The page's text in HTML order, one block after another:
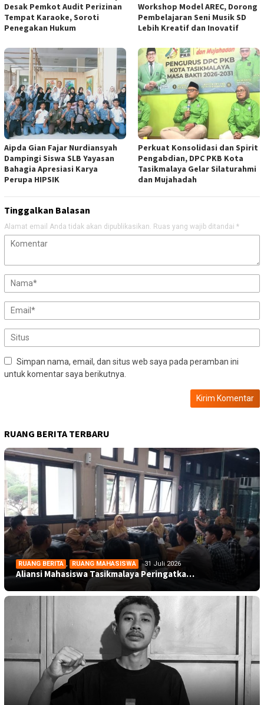
Desak Pemkot Audit Perizinan
Tempat Karaoke, Soroti
Penegakan Hukum
Workshop Model AREC, Dorong
Pembelajaran Seni Musik SD
Lebih Kreatif dan Inovatif
Aipda Gian Fajar Nurdiansyah
Dampingi Siswa SLB Yayasan
Bahagia Apresiasi Karya
Perupa HIPSIK
Perkuat Konsolidasi dan Spirit
Pengabdian, DPC PKB Kota
Tasikmalaya Gelar Silaturahmi
dan Mujahadah
Tinggalkan Balasan
Alamat email Anda tidak akan dipublikasikan. Ruas yang wajib ditandai *
Simpan nama, email, dan situs web saya pada peramban ini
untuk komentar saya berikutnya.
RUANG BERITA TERBARU
RUANG BERITA , RUANG MAHASISWA 31 Juli 2026
Aliansi Mahasiswa Tasikmalaya Peringatka…